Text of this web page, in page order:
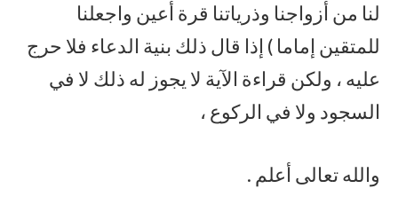
لنا من أزواجنا وذرياتنا قرة أعين واجعلنا
للمتقين إماما ) إذا قال ذلك بنية الدعاء فلا حرج
عليه ، ولكن قراءة الآية لا يجوز له ذلك لا في
السجود ولا في الركوع ،
والله تعالى أعلم .